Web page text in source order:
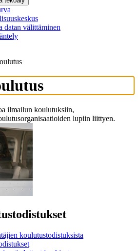
datan välittäminen
ilmailun koulutuksiin,
lupiin liittyen.
koulutustodistuksista